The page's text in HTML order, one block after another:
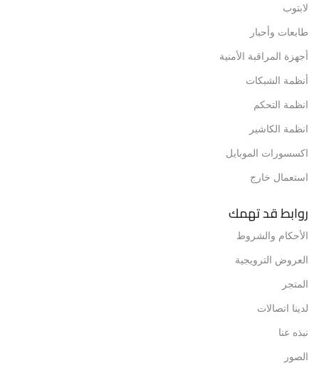
لابتوب
طابعات وأحبار
أجهزة المراقبة الأمنية
أنظمة الشبكات
انظمة التحكم
انظمة الكاشير
اكسسورات الموبايل
استعمال خارج
روابط قد تهمك
الأحكام والشروط
العروض الترويجية
المتجر
لدينا اتصالات
نبذه عنا
الصور